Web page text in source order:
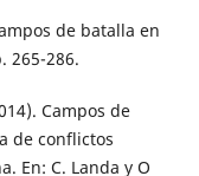
de batalla en
265-286.
Campos de
de conflictos
En: C. Landa y O